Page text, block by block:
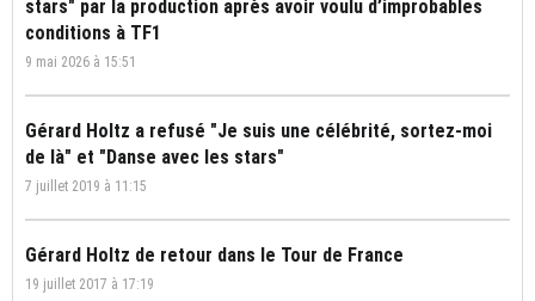
stars" par la production après avoir voulu d’improbables
conditions à TF1
9 mai 2026 à 15:51
Gérard Holtz a refusé "Je suis une célébrité, sortez-moi
de là" et "Danse avec les stars"
7 juillet 2019 à 11:15
Gérard Holtz de retour dans le Tour de France
19 juillet 2017 à 17:19